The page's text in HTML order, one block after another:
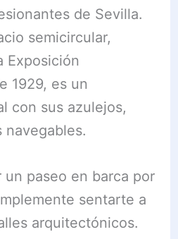
de Sevilla.
semicircular,
Exposición
1929, es un
con sus azulejos,
navegables.
un paseo en barca por
sentarte a
arquitectónicos.